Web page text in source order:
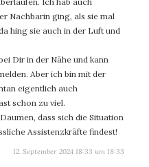
Nachbarin ging, als sie mal
hing sie auch in der Luft und
Dir in der Nähe und kann
Aber ich bin mit der
eigentlich auch
schon zu viel.
dass sich die Situation
Assistenzkräfte findest!
12. September 2024 18:33 um 18:33